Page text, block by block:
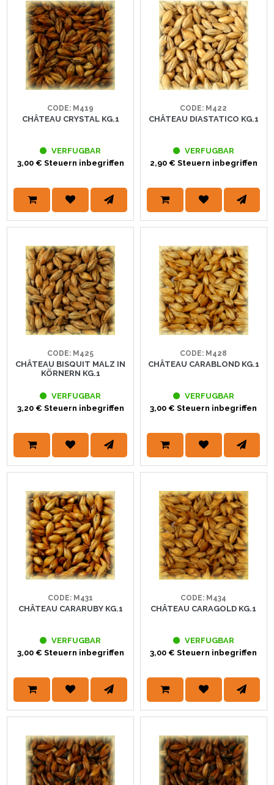
CODE: M419
CHÂTEAU CRYSTAL KG.1
VERFUGBAR
3,00 € Steuern inbegriffen
CODE: M422
CHÂTEAU DIASTATICO KG.1
VERFUGBAR
2,90 € Steuern inbegriffen
CODE: M425
CHÂTEAU BISQUIT MALZ IN
KÖRNERN KG.1
VERFUGBAR
3,20 € Steuern inbegriffen
CODE: M428
CHÂTEAU CARABLOND KG.1
VERFUGBAR
3,00 € Steuern inbegriffen
CODE: M431
CHÂTEAU CARARUBY KG.1
VERFUGBAR
3,00 € Steuern inbegriffen
CODE: M434
CHÂTEAU CARAGOLD KG.1
VERFUGBAR
3,00 € Steuern inbegriffen